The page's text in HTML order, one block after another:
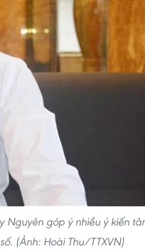
Nguyên góp ý nhiều ý kiến
(Ảnh: Hoài Thu/TTXVN)